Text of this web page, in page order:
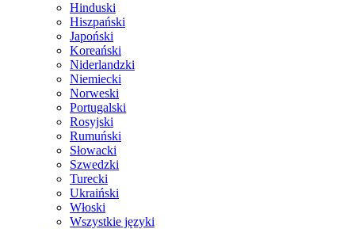
Hinduski
Hiszpański
Japoński
Koreański
Niderlandzki
Niemiecki
Norweski
Portugalski
Rosyjski
Rumuński
Słowacki
Szwedzki
Turecki
Ukraiński
Włoski
Wszystkie języki